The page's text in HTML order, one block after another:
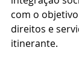
com o
direitos e
itinerante.